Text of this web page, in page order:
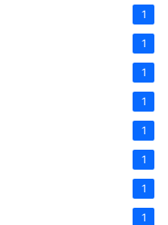
1
1
1
1
1
1
1
1